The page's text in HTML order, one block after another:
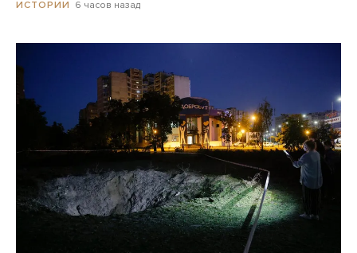
ИСТОРИИ 6 часов назад